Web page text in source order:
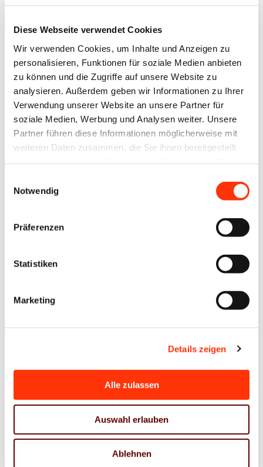
Diese Webseite verwendet Cookies
Wir verwenden Cookies, um Inhalte und Anzeigen zu
personalisieren, Funktionen für soziale Medien anbieten
zu können und die Zugriffe auf unsere Website zu
analysieren. Außerdem geben wir Informationen zu Ihrer
Verwendung unserer Website an unsere Partner für
soziale Medien, Werbung und Analysen weiter. Unsere
Partner führen diese Informationen möglicherweise mit
weiteren Daten zusammen, die Sie ihnen bereitgestellt
Notwendig
Präferenzen
Statistiken
Marketing
Details zeigen
Alle zulassen
Auswahl erlauben
Ablehnen
30.05.2025
Veranstalter
Akademie Bayern
Zielgruppe
Auszubildende Medientechnologe
509-A
Interessiert an einer Mitgliedschaft?
Gerne informieren wir Sie zu den Details einer
Mitgliedschaft.
Mitglied werden